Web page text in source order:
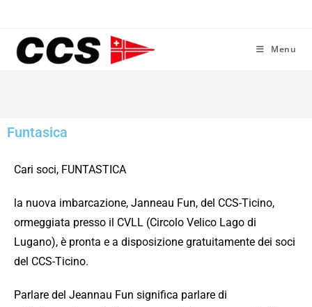
Menu
Funtasica
Cari soci, FUNTASTICA
la nuova imbarcazione, Janneau Fun, del CCS-Ticino,
ormeggiata presso il CVLL (Circolo Velico Lago di
Lugano), è pronta e a disposizione gratuitamente dei soci
del CCS-Ticino.
Parlare del Jeannau Fun significa parlare di